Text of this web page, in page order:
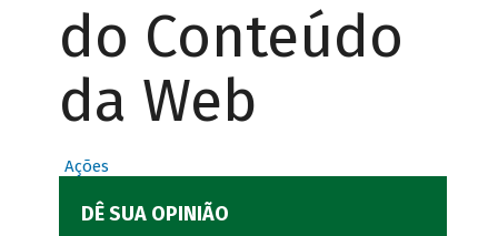
do Conteúdo
da Web
Ações
DÊ SUA OPINIÃO